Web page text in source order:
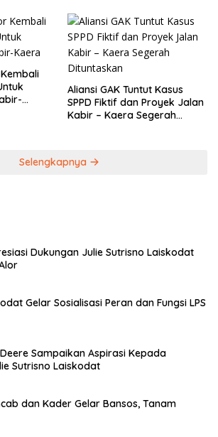
Aliansi GAK Tuntut Kasus
SPPD Fiktif dan Proyek Jalan
Kabir – Kaera Segerah
Selengkapnya
Dukungan Julie Sutrisno Laiskodat
Gelar Sosialisasi Peran dan Fungsi LPS
Sampaikan Aspirasi Kepada
Sutrisno Laiskodat